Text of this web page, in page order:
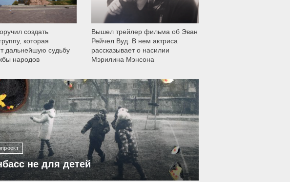
создать
которая
дальнейшую судьбу
народов
Вышел трейлер фильма об Эван
Рейчел Вуд. В нем актриса
рассказывает о насилии
Мэрилина Мэнсона
не для детей
303